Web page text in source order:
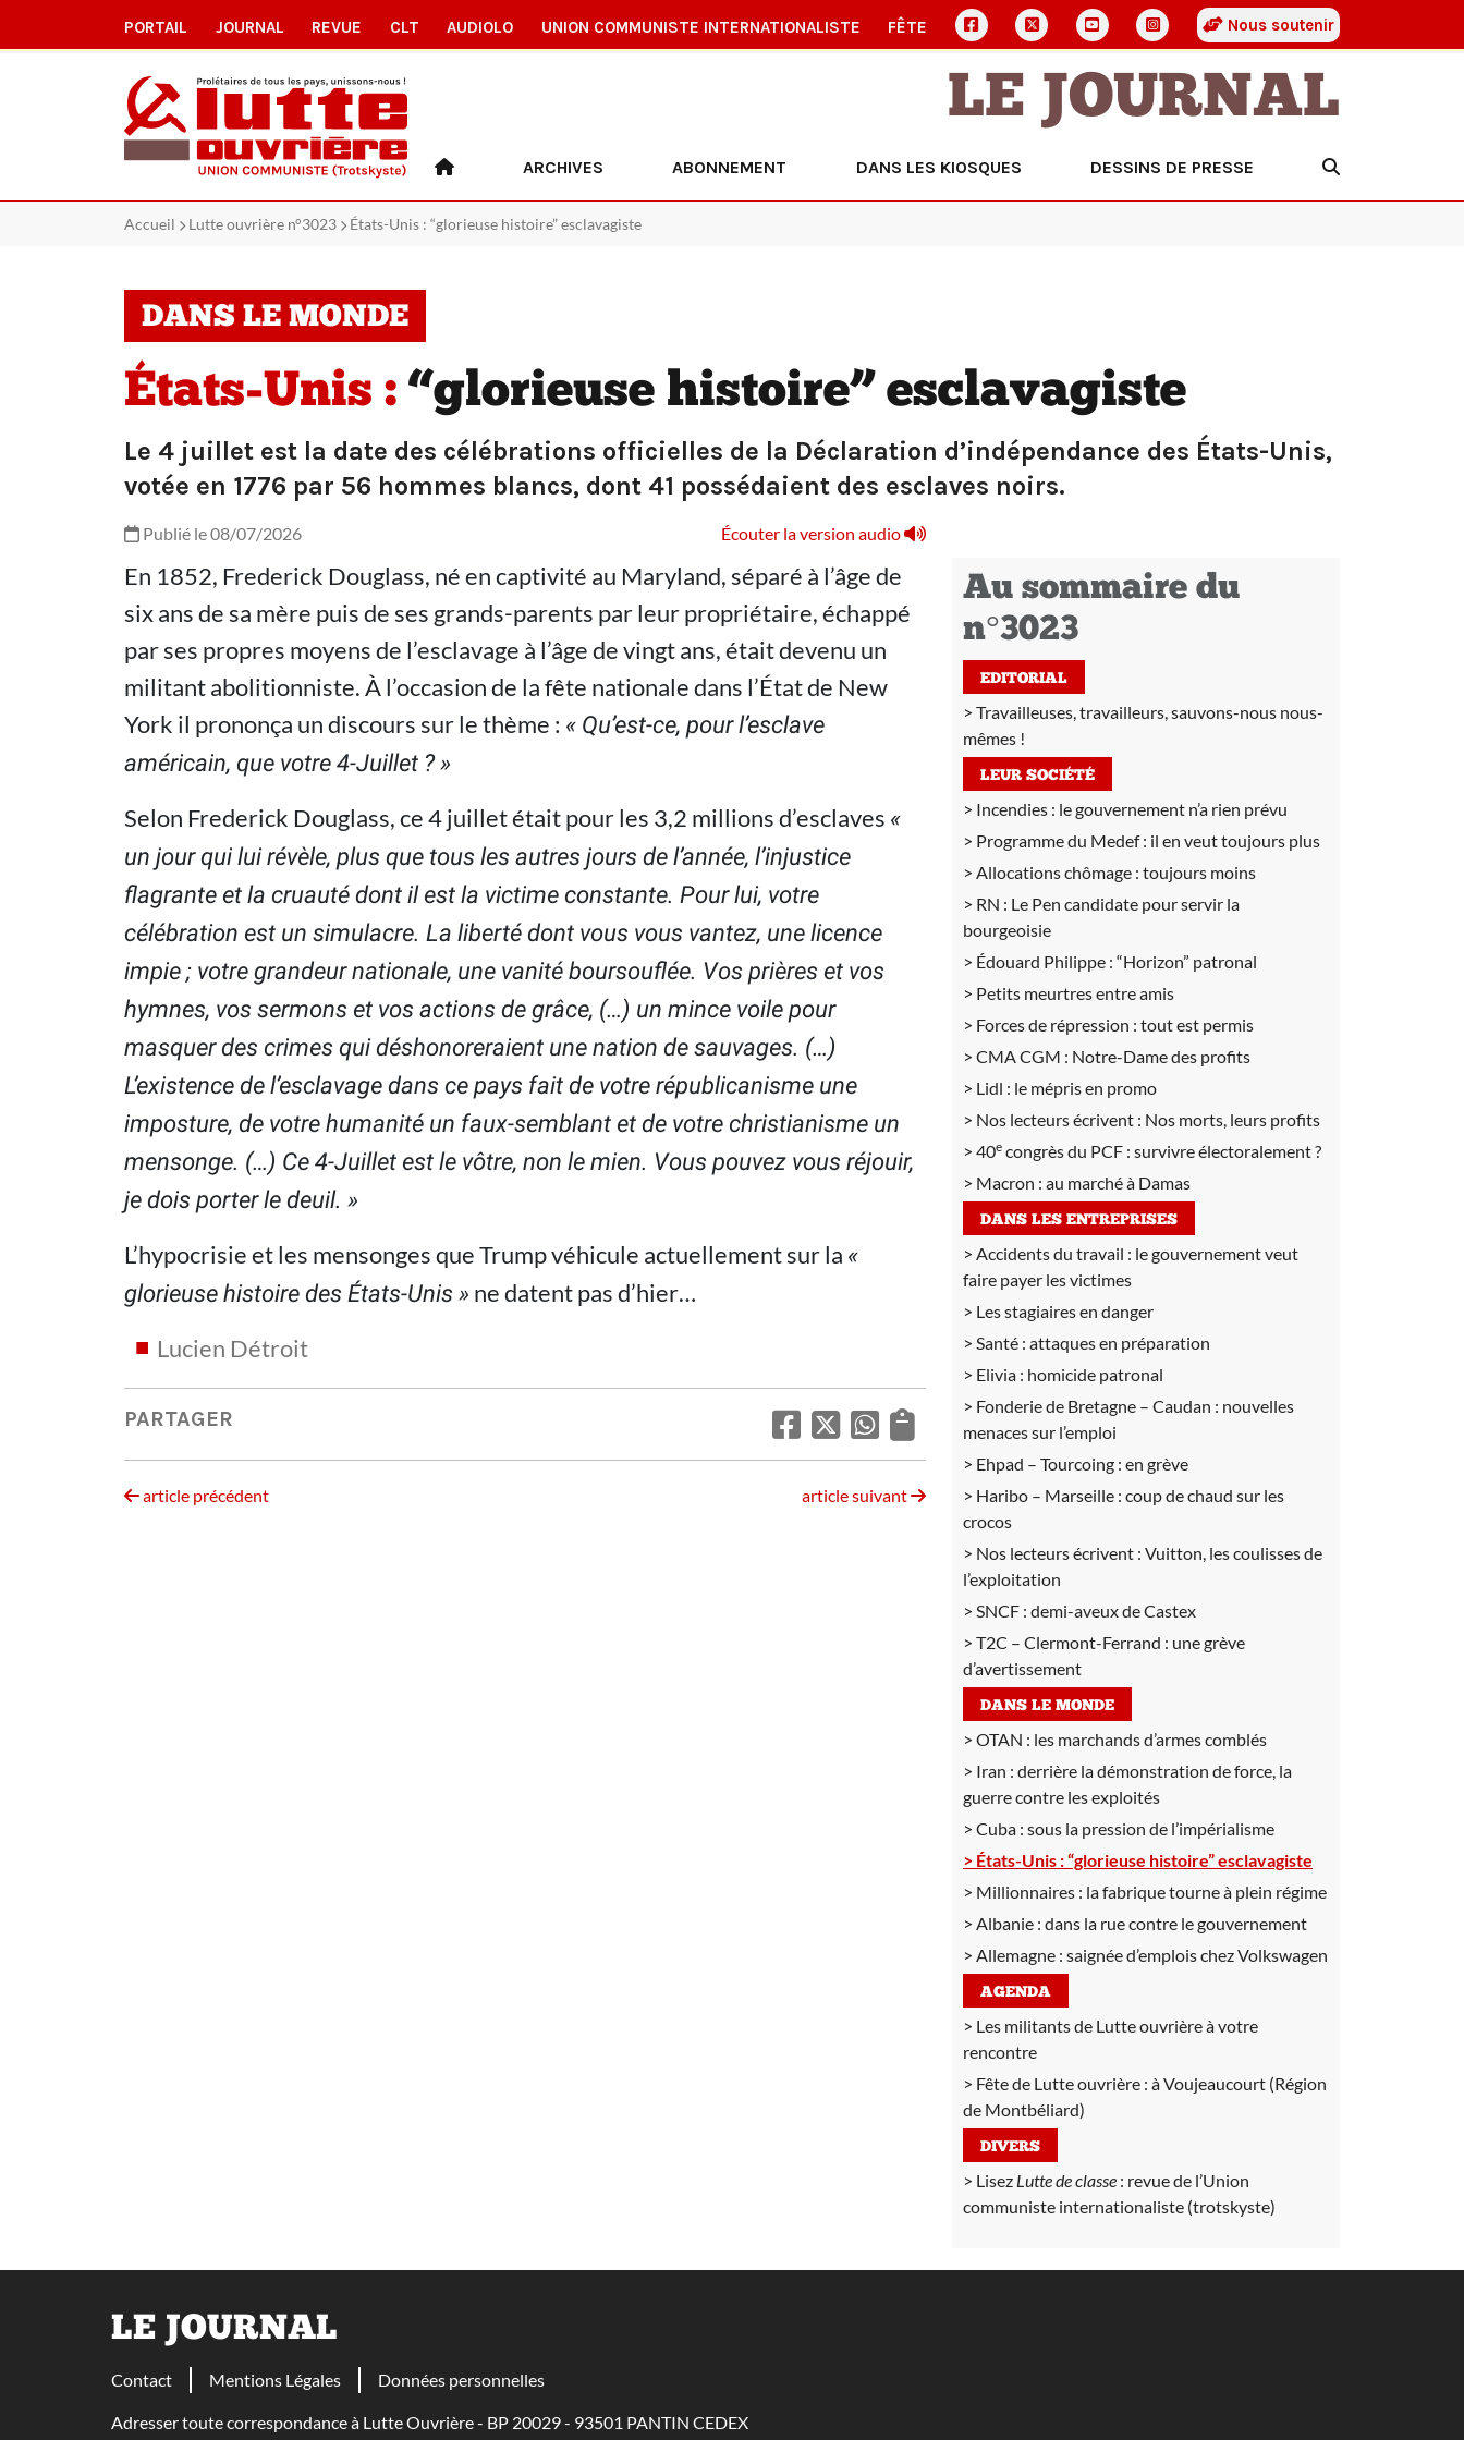
PORTAIL JOURNAL REVUE CLT AUDIOLO UNION COMMUNISTE INTERNATIONALISTE FÊTE Nous soutenir
LE JOURNAL
ARCHIVES ABONNEMENT DANS LES KIOSQUES DESSINS DE PRESSE
Accueil Lutte ouvrière n°3023 États-Unis : “glorieuse histoire” esclavagiste
DANS LE MONDE
États-Unis : “glorieuse histoire” esclavagiste
Le 4 juillet est la date des célébrations officielles de la Déclaration d’indépendance des États-Unis,
votée en 1776 par 56 hommes blancs, dont 41 possédaient des esclaves noirs.
Publié le 08/07/2026 Écouter la version audio
En 1852, Frederick Douglass, né en captivité au Maryland, séparé à l’âge de
six ans de sa mère puis de ses grands-parents par leur propriétaire, échappé
par ses propres moyens de l’esclavage à l’âge de vingt ans, était devenu un
militant abolitionniste. À l’occasion de la fête nationale dans l’État de New
York il prononça un discours sur le thème : « Qu’est-ce, pour l’esclave
américain, que votre 4-Juillet ? »
Selon Frederick Douglass, ce 4 juillet était pour les 3,2 millions d’esclaves «
un jour qui lui révèle, plus que tous les autres jours de l’année, l’injustice
flagrante et la cruauté dont il est la victime constante. Pour lui, votre
célébration est un simulacre. La liberté dont vous vous vantez, une licence
impie ; votre grandeur nationale, une vanité boursouflée. Vos prières et vos
hymnes, vos sermons et vos actions de grâce, (…) un mince voile pour
masquer des crimes qui déshonoreraient une nation de sauvages. (…)
L’existence de l’esclavage dans ce pays fait de votre républicanisme une
imposture, de votre humanité un faux-semblant et de votre christianisme un
mensonge. (…) Ce 4-Juillet est le vôtre, non le mien. Vous pouvez vous réjouir,
je dois porter le deuil. »
L’hypocrisie et les mensonges que Trump véhicule actuellement sur la «
glorieuse histoire des États-Unis » ne datent pas d’hier…
Lucien Détroit
PARTAGER
article précédent article suivant
Au sommaire du
n°3023
EDITORIAL
Travailleuses, travailleurs, sauvons-nous nous-
mêmes !
LEUR SOCIÉTÉ
Incendies : le gouvernement n’a rien prévu
Programme du Medef : il en veut toujours plus
Allocations chômage : toujours moins
RN : Le Pen candidate pour servir la
bourgeoisie
Édouard Philippe : “Horizon” patronal
Petits meurtres entre amis
Forces de répression : tout est permis
CMA CGM : Notre-Dame des profits
Lidl : le mépris en promo
Nos lecteurs écrivent : Nos morts, leurs profits
40e congrès du PCF : survivre électoralement ?
Macron : au marché à Damas
DANS LES ENTREPRISES
Accidents du travail : le gouvernement veut
faire payer les victimes
Les stagiaires en danger
Santé : attaques en préparation
Elivia : homicide patronal
Fonderie de Bretagne – Caudan : nouvelles
menaces sur l’emploi
Ehpad – Tourcoing : en grève
Haribo – Marseille : coup de chaud sur les
crocos
Nos lecteurs écrivent : Vuitton, les coulisses de
l’exploitation
SNCF : demi-aveux de Castex
T2C – Clermont-Ferrand : une grève
d’avertissement
DANS LE MONDE
OTAN : les marchands d’armes comblés
Iran : derrière la démonstration de force, la
guerre contre les exploités
Cuba : sous la pression de l’impérialisme
États-Unis :“glorieuse histoire” esclavagiste
Millionnaires : la fabrique tourne à plein régime
Albanie : dans la rue contre le gouvernement
Allemagne : saignée d’emplois chez Volkswagen
AGENDA
Les militants de Lutte ouvrière à votre
rencontre
Fête de Lutte ouvrière : à Voujeaucourt (Région
de Montbéliard)
DIVERS
Lisez Lutte de classe : revue de l’Union
communiste internationaliste (trotskyste)
LE JOURNAL
Contact Mentions Légales Données personnelles
Adresser toute correspondance à Lutte Ouvrière - BP 20029 - 93501 PANTIN CEDEX